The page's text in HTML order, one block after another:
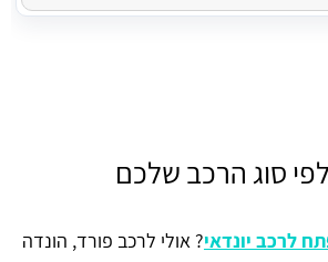
סוג הרכב שלכם
לרכב יונדאי? אולי לרכב פורד, הונדה